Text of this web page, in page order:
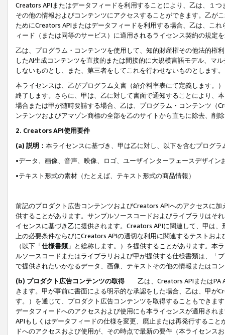
Creators APIまたはデータフィードを利用することにより、乙は、１
その他の情報およびコンテンツにアクセスすることができます。乙が
ためにCreators APIまたはデータフィードを利用する場合、乙は、こ
ィード（または同等のサービス）に適用されるライセンス契約の規定
乙は、プログラム・コンテンツを使用して、知的財産権その他法的権
したAI生成コンテンツを直接的または間接的に大規模言語モデル、マ
しないものとし、また、第三者をしてこれを行わせないものとします。
本ライセンスは、乙がプログラム文書（紹介料率表にて定義します。
終了します。さらに、甲は、乙に対して書面で通知することにより、
場合または甲が随時要請する場合、乙は、プログラム・コンテンツ（
ンテンツおよびアマゾン商標の全部を乙のサイトから直ちに除去、削
2. Creators API使用要件
(a) 説明： 本ライセンスに基づき、甲は乙に対し、以下を含むプログ
•データ、画像、音声、映像、ロゴ、ユーザインターフェースデザイ
•テキスト形式の素材（たとえば、テキスト形式の商品情報）
前記のプロダクト広告コンテンツおよびCreators APIへのアクセスに
供することがあります。サンプルソースコードおよびライブラリはそ
イセンスに基づき乙に提供されます。Creators APIに関連して、甲は
上の必要条件ならびにCreators APIの適切な利用に関連するテストお
（以下「仕様書類」と総称します。）を提供することがあります。本
ルソースコードまたはライブラリおよび甲が提供する仕様書類は、「
で提供されたいかなるデータ、画像、テキストその他の情報またはコ
(b) プロダクト広告コンテンツの取得
乙は、Creators APIまたはPA
きます。甲が事前に書面による明示的な承認をした場合、乙は、甲が
す。）を通じて、プロダクト広告コンテンツを取得することもできま
データフィードへのアクセスおよび使用にも本ライセンスが適用され
APIもしくはデータフィードの仕様を変更、廃止または再発行するこ
ドへのアクセスおよび使用が、その時点で最新の要件（本ライセン